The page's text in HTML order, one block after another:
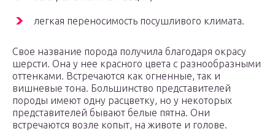
легкая переносимость посушливого климата.
Свое название порода получила благодаря окрасу
шерсти. Она у нее красного цвета с разнообразными
оттенками. Встречаются как огненные, так и
вишневые тона. Большинство представителей
породы имеют одну расцветку, но у некоторых
представителей бывают белые пятна. Они
встречаются возле копыт, на животе и голове.